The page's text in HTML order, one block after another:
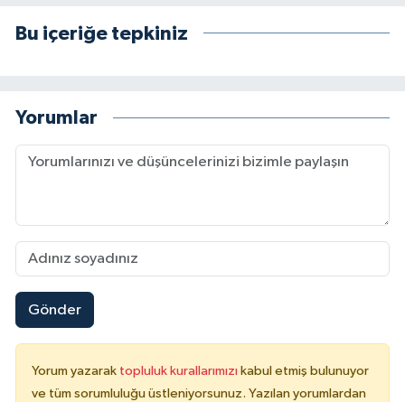
Bu içeriğe tepkiniz
Yorumlar
Gönder
Yorum yazarak topluluk kurallarımızı kabul etmiş bulunuyor
ve tüm sorumluluğu üstleniyorsunuz. Yazılan yorumlardan